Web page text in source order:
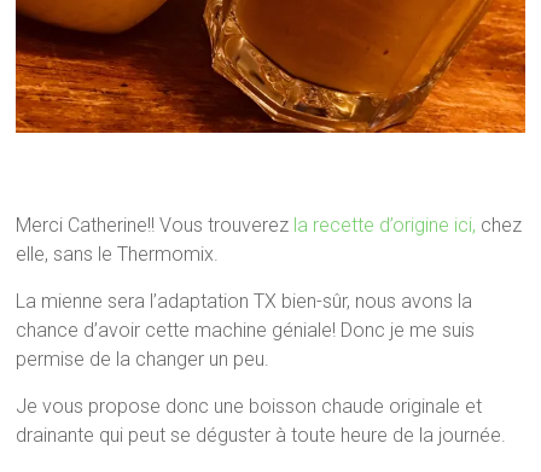
Merci Catherine!! Vous trouverez la recette d’origine ici, chez
elle, sans le Thermomix.
La mienne sera l’adaptation TX bien-sûr, nous avons la
chance d’avoir cette machine géniale! Donc je me suis
permise de la changer un peu.
Je vous propose donc une boisson chaude originale et
drainante qui peut se déguster à toute heure de la journée.